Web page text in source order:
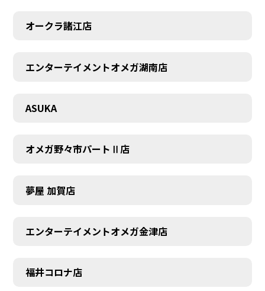
オークラ諸江店
エンターテイメントオメガ湖南店
ASUKA
オメガ野々市パートⅡ店
夢屋 加賀店
エンターテイメントオメガ金津店
福井コロナ店